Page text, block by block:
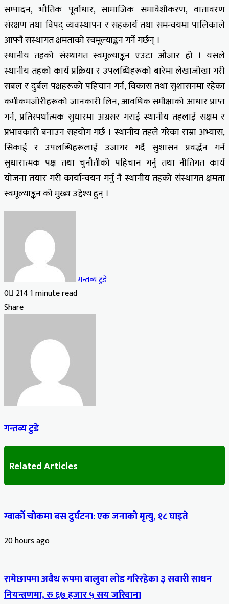
सम्पादन, भौतिक पूर्वाधार, सामाजिक समावेशीकरण, वातावरण
संरक्षण तथा विपद् व्यवस्थापन र सहकार्य तथा समन्वयमा पालिकाले
आफ्नै संस्थागत क्षमताको स्वमूल्याङ्कन गर्ने गर्छन् ।
स्थानीय तहको संस्थागत स्वमूल्याङ्कन एउटा औजार हो । यसले
स्थानीय तहको कार्य प्रक्रिया र उपलब्धिहरूको बारेमा लेखाजोखा गरी
सबल र दुर्बल पक्षहरूको पहिचान गर्न, विकास तथा सुशासनमा रहेका
कमीकमजोरीहरूको जानकारी लिन, आवधिक समीक्षाको आधार प्राप्त
गर्न, प्रतिस्पर्धात्मक सुधारमा अग्रसर गराई स्थानीय तहलाई सक्षम र
प्रभावकारी बनाउन सहयोग गर्छ । स्थानीय तहले गरेका राम्रा अभ्यास,
सिकाई र उपलब्धिहरूलाई उजागर गर्दै सुशासन प्रवर्द्धन गर्न
सुधारात्मक पक्ष तथा चुनौतीको पहिचान गर्नु तथा नीतिगत कार्य
योजना तयार गरी कार्यान्वयन गर्नु नै स्थानीय तहको संस्थागत क्षमता
स्वमूल्याङ्कन को मुख्य उद्देश्य हुन् ।
गन्तब्य टुडे
0 2141 minute read
Facebook
X
LinkedIn
Tumblr
Pinterest
Reddit
VKontakte
Odnoklassniki
Pocket
Share
गन्तब्य टुडे
Related Articles
ग्वार्को चोकमा बस दुर्घटना: एक जनाको मृत्यु, १८ घाइते
20 hours ago
रामेछापमा अवैध रूपमा बालुवा लोड गरिरहेका ३ सवारी साधन
नियन्त्रणमा, रु ६७ हजार ५ सय जरिवाना